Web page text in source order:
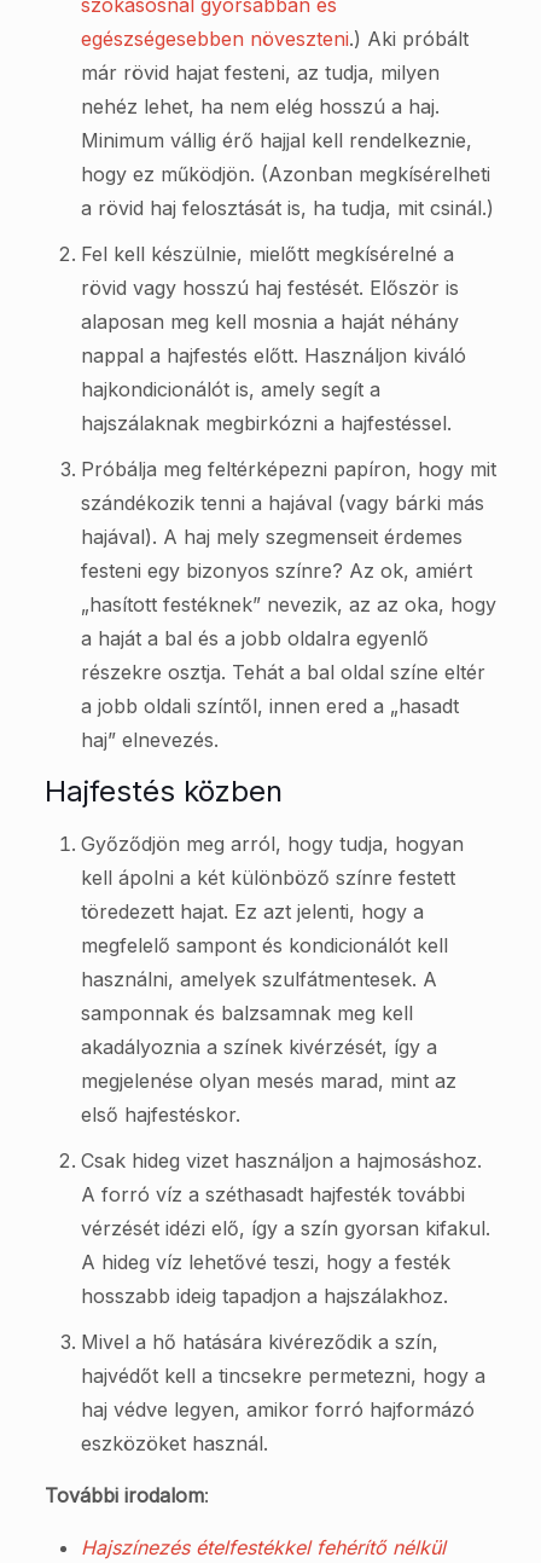
szokásosnál gyorsabban és
egészségesebben növeszteni.) Aki próbált
már rövid hajat festeni, az tudja, milyen
nehéz lehet, ha nem elég hosszú a haj.
Minimum vállig érő hajjal kell rendelkeznie,
hogy ez működjön. (Azonban megkísérelheti
a rövid haj felosztását is, ha tudja, mit csinál.)
Fel kell készülnie, mielőtt megkísérelné a
rövid vagy hosszú haj festését. Először is
alaposan meg kell mosnia a haját néhány
nappal a hajfestés előtt. Használjon kiváló
hajkondicionálót is, amely segít a
hajszálaknak megbirkózni a hajfestéssel.
Próbálja meg feltérképezni papíron, hogy mit
szándékozik tenni a hajával (vagy bárki más
hajával). A haj mely szegmenseit érdemes
festeni egy bizonyos színre? Az ok, amiért
„hasított festéknek” nevezik, az az oka, hogy
a haját a bal és a jobb oldalra egyenlő
részekre osztja. Tehát a bal oldal színe eltér
a jobb oldali színtől, innen ered a „hasadt
haj” elnevezés.
Hajfestés közben
Győződjön meg arról, hogy tudja, hogyan
kell ápolni a két különböző színre festett
töredezett hajat. Ez azt jelenti, hogy a
megfelelő sampont és kondicionálót kell
használni, amelyek szulfátmentesek. A
samponnak és balzsamnak meg kell
akadályoznia a színek kivérzését, így a
megjelenése olyan mesés marad, mint az
első hajfestéskor.
Csak hideg vizet használjon a hajmosáshoz.
A forró víz a széthasadt hajfesték további
vérzését idézi elő, így a szín gyorsan kifakul.
A hideg víz lehetővé teszi, hogy a festék
hosszabb ideig tapadjon a hajszálakhoz.
Mivel a hő hatására kivéreződik a szín,
hajvédőt kell a tincsekre permetezni, hogy a
haj védve legyen, amikor forró hajformázó
eszközöket használ.
További irodalom:
Hajszínezés ételfestékkel fehérítő nélkül